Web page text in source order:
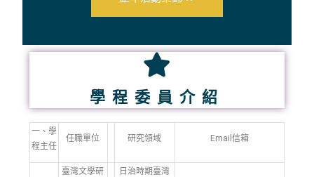
學程委員介紹
一、學
程主任
任職單位 研究領域 Email信箱
臺灣文學研
日治時期臺灣